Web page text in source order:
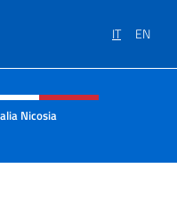
IT EN
e menù
Nicosia